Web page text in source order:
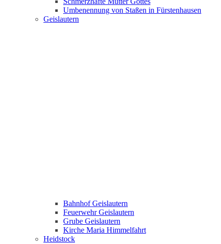
Umbenennung von Staßen in Fürstenhausen
Geislautern
Bahnhof Geislautern
Feuerwehr Geislautern
Grube Geislautern
Kirche Maria Himmelfahrt
Heidstock